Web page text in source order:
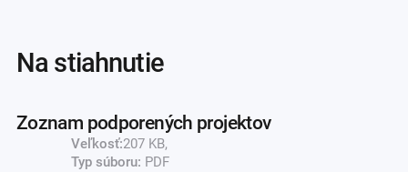
na stiahnutie
Zoznam podporených projektov
Veľkosť:207 KB,
Typ súboru: PDF